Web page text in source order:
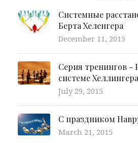
Системные
Берта Хеленгера
December 11, 2015
Серия тренингов -
системе Хеллингера
July 29, 2015
С праздником
March 21, 2015